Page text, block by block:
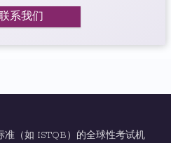
系我们
准（如 ISTQB）的全球性考试机